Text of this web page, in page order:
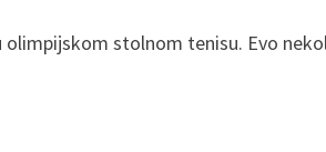
olimpijskom stolnom tenisu. Evo